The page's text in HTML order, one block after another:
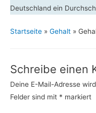
Deutschland ein
Startseite » Gehalt »
Schreibe einen
Deine E-Mail-Adresse
Felder sind mit * markiert